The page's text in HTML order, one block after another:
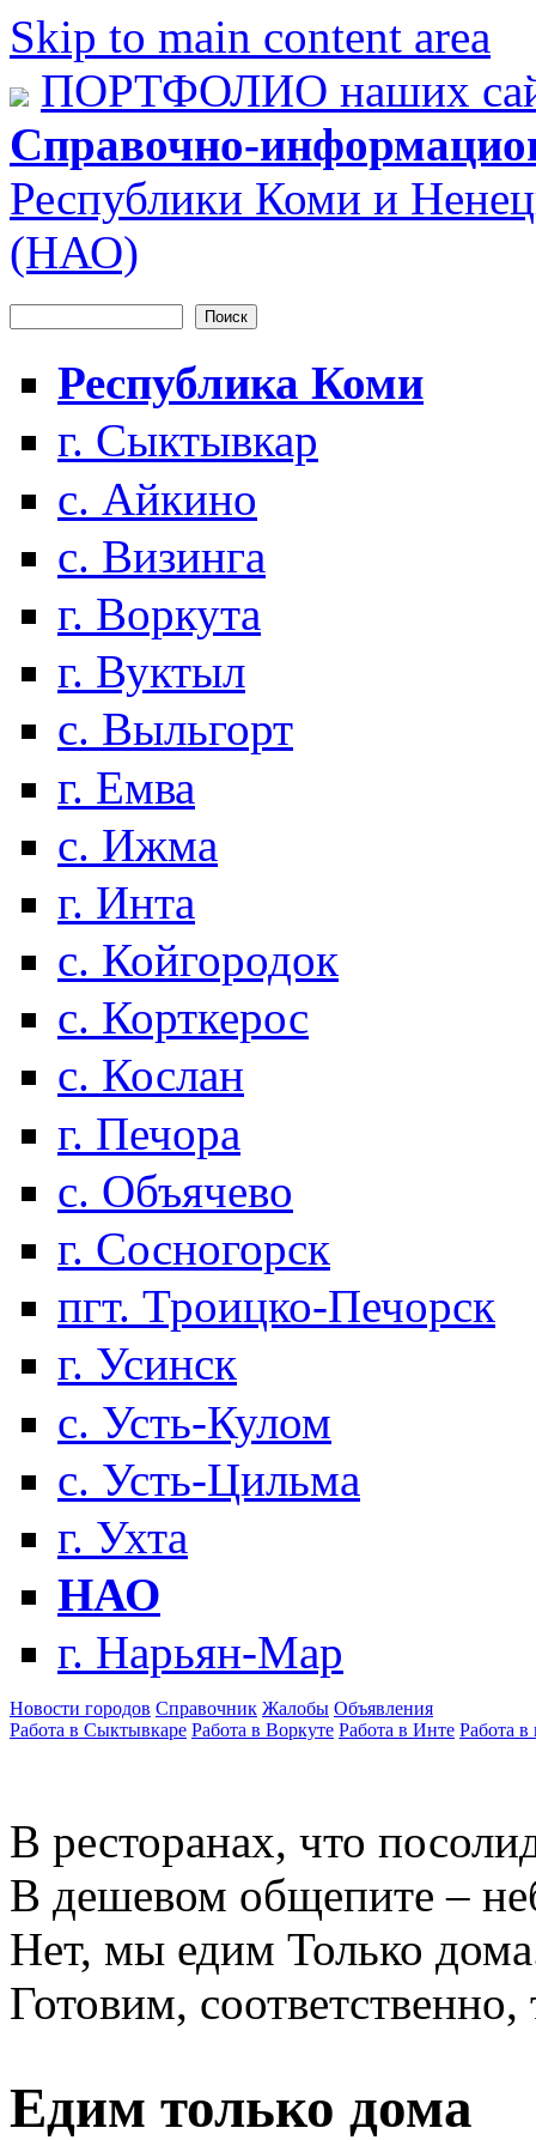
Skip to main content area
ПОРТФОЛИО наших
Справочно-
Республики Коми и
(НАО)
Форма поиска
Республика Коми
г. Сыктывкар
с. Айкино
с. Визинга
г. Воркута
г. Вуктыл
с. Выльгорт
г. Емва
с. Ижма
г. Инта
с. Койгородок
с. Корткерос
с. Кослан
г. Печора
с. Объячево
г. Сосногорск
пгт. Троицко-Печорск
г. Усинск
с. Усть-Кулом
с. Усть-Цильма
г. Ухта
НАО
г. Нарьян-Мар
Новости городов Справочник Жалобы Объявления
Работа в Сыктывкаре Работа в Воркуте Работа в Инте Работа в
В ресторанах, что
В дешевом общепите –
Нет, мы едим Только
Готовим, соответственно,
Едим только дома